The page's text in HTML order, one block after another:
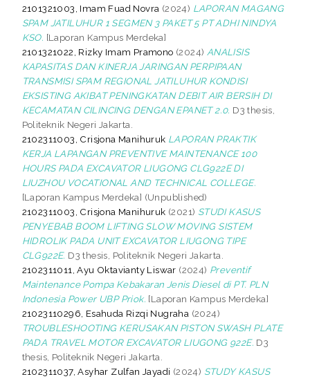
2101321003, Imam Fuad Novra (2024) LAPORAN MAGANG
SPAM JATILUHUR 1 SEGMEN 3 PAKET 5 PT ADHI NINDYA
KSO. [Laporan Kampus Merdeka]
2101321022, Rizky Imam Pramono (2024) ANALISIS
KAPASITAS DAN KINERJA JARINGAN PERPIPAAN
TRANSMISI SPAM REGIONAL JATILUHUR KONDISI
EKSISTING AKIBAT PENINGKATAN DEBIT AIR BERSIH DI
KECAMATAN CILINCING DENGAN EPANET 2.0. D3 thesis,
Politeknik Negeri Jakarta.
2102311003, Crisjona Manihuruk LAPORAN PRAKTIK
KERJA LAPANGAN PREVENTIVE MAINTENANCE 100
HOURS PADA EXCAVATOR LIUGONG CLG922E DI
LIUZHOU VOCATIONAL AND TECHNICAL COLLEGE.
[Laporan Kampus Merdeka] (Unpublished)
2102311003, Crisjona Manihuruk (2021) STUDI KASUS
PENYEBAB BOOM LIFTING SLOW MOVING SISTEM
HIDROLIK PADA UNIT EXCAVATOR LIUGONG TIPE
CLG922E. D3 thesis, Politeknik Negeri Jakarta.
2102311011, Ayu Oktavianty Liswar (2024) Preventif
Maintenance Pompa Kebakaran Jenis Diesel di PT. PLN
Indonesia Power UBP Priok. [Laporan Kampus Merdeka]
21023110296, Esahuda Rizqi Nugraha (2024)
TROUBLESHOOTING KERUSAKAN PISTON SWASH PLATE
PADA TRAVEL MOTOR EXCAVATOR LIUGONG 922E. D3
thesis, Politeknik Negeri Jakarta.
2102311037, Asyhar Zulfan Jayadi (2024) STUDY KASUS